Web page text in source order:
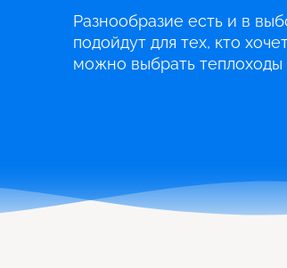
Разнообразие есть и в
подойдут для тех, кто
можно выбрать